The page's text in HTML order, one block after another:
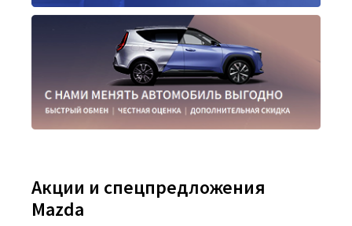
Акции и спецпредложения
Mazda